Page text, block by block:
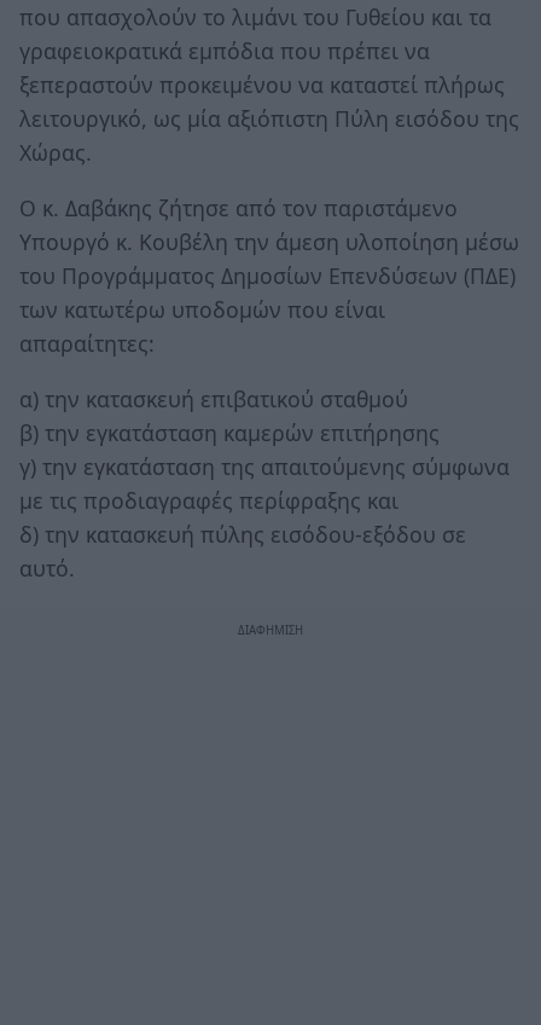
που απασχολούν το λιμάνι του Γυθείου και τα
γραφειοκρατικά εμπόδια που πρέπει να
ξεπεραστούν προκειμένου να καταστεί πλήρως
λειτουργικό, ως μία αξιόπιστη Πύλη εισόδου της
Χώρας.
Ο κ. Δαβάκης ζήτησε από τον παριστάμενο
Υπουργό κ. Κουβέλη την άμεση υλοποίηση μέσω
του Προγράμματος Δημοσίων Επενδύσεων (ΠΔΕ)
των κατωτέρω υποδομών που είναι
απαραίτητες:
α) την κατασκευή επιβατικού σταθμού
β) την εγκατάσταση καμερών επιτήρησης
γ) την εγκατάσταση της απαιτούμενης σύμφωνα
με τις προδιαγραφές περίφραξης και
δ) την κατασκευή πύλης εισόδου-εξόδου σε
αυτό.